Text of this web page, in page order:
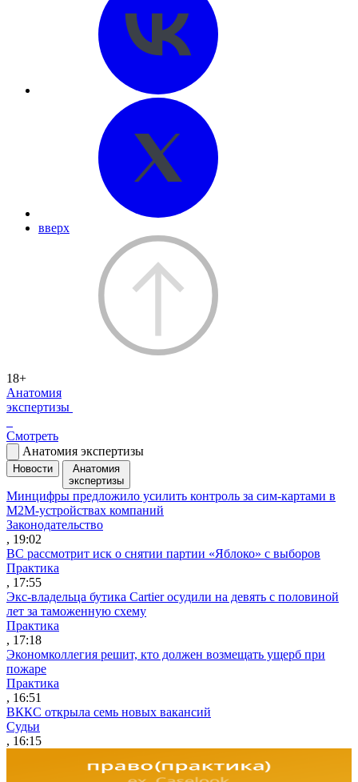
вверх
18+
Анатомия
экспертизы
Смотреть
Анатомия экспертизы
Новости
Анатомия
экспертизы
Минцифры предложило усилить контроль за сим-картами в
M2M-устройствах компаний
Законодательство
, 19:02
ВС рассмотрит иск о снятии партии «Яблоко» с выборов
Практика
, 17:55
Экс-владельца бутика Cartier осудили на девять с половиной
лет за таможенную схему
Практика
, 17:18
Экономколлегия решит, кто должен возмещать ущерб при
пожаре
Практика
, 16:51
ВККС открыла семь новых вакансий
Судьи
, 16:15